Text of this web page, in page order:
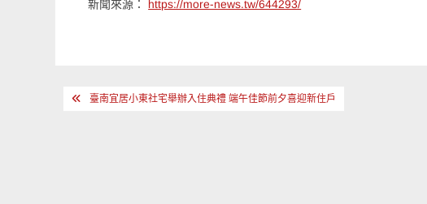
新聞來源： https://more-news.tw/644293/
文 臺南宜居小東社宅舉辦入住典禮 端午佳節前夕喜迎新住戶